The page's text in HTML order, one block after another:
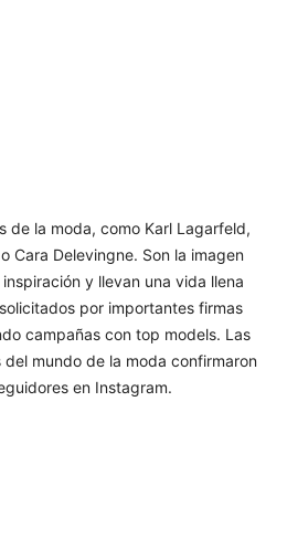
de la moda, como Karl Lagarfeld,
Cara Delevingne. Son la imagen
y llevan una vida llena
por importantes firmas
campañas con top models. Las
mundo de la moda confirmaron
en Instagram.